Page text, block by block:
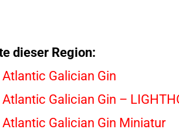
dieser Region:
Galician Gin
Galician Gin –
Galician Gin Miniatur